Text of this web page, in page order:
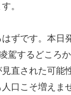
。
ずです。本日
駕するどころ
直された可能
口こそ増えま